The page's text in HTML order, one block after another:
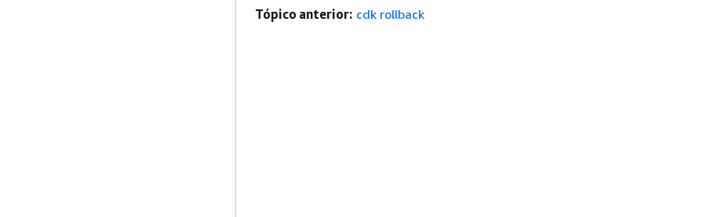
Tópico anterior: cdk rollback